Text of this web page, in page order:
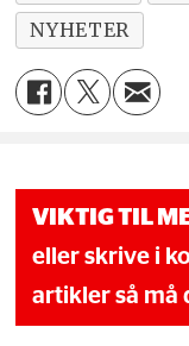
NYHETER
VIKTIG TIL
eller skrive i
artikler så må